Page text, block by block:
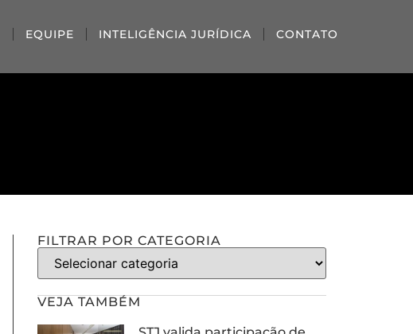
EQUIPE INTELIGÊNCIA JURÍDICA CONTATO
FILTRAR POR CATEGORIA
VEJA TAMBÉM